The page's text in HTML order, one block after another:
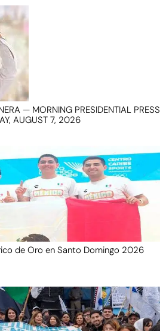
— MORNING PRESIDENTIAL PRESS
AUGUST 7, 2026
de Oro en Santo Domingo 2026